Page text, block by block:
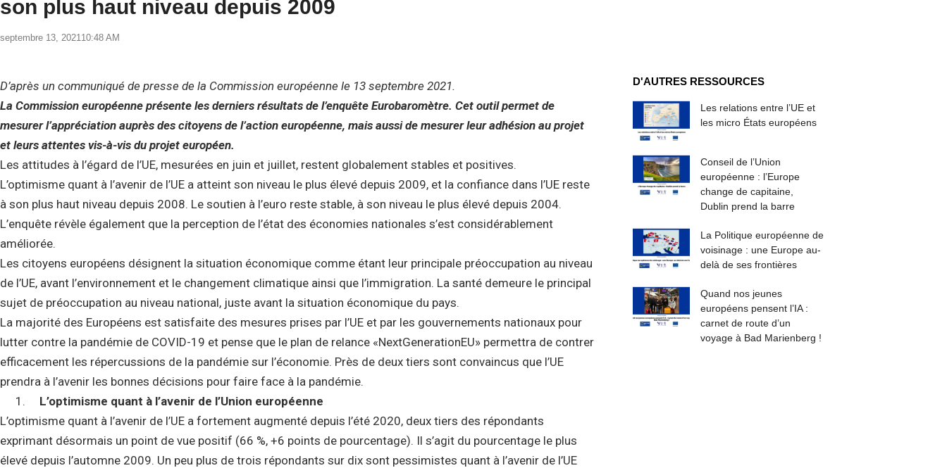
son plus haut niveau depuis 2009
septembre 13, 202110:48 AM
D’après un communiqué de presse de la Commission européenne le 13 septembre 2021.
La Commission européenne présente les derniers résultats de l’enquête Eurobaromètre. Cet outil permet de
mesurer l’appréciation auprès des citoyens de l’action européenne, mais aussi de mesurer leur adhésion au projet
et leurs attentes vis-à-vis du projet européen.
Les attitudes à l’égard de l’UE, mesurées en juin et juillet, restent globalement stables et positives.
L’optimisme quant à l’avenir de l’UE a atteint son niveau le plus élevé depuis 2009, et la confiance dans l’UE reste
à son plus haut niveau depuis 2008. Le soutien à l’euro reste stable, à son niveau le plus élevé depuis 2004.
L’enquête révèle également que la perception de l’état des économies nationales s’est considérablement
améliorée.
Les citoyens européens désignent la situation économique comme étant leur principale préoccupation au niveau
de l’UE, avant l’environnement et le changement climatique ainsi que l’immigration. La santé demeure le principal
sujet de préoccupation au niveau national, juste avant la situation économique du pays.
La majorité des Européens est satisfaite des mesures prises par l’UE et par les gouvernements nationaux pour
lutter contre la pandémie de COVID-19 et pense que le plan de relance «NextGenerationEU» permettra de contrer
efficacement les répercussions de la pandémie sur l’économie. Près de deux tiers sont convaincus que l’UE
prendra à l’avenir les bonnes décisions pour faire face à la pandémie.
L’optimisme quant à l’avenir de l’Union européenne
L’optimisme quant à l’avenir de l’UE a fortement augmenté depuis l’été 2020, deux tiers des répondants
exprimant désormais un point de vue positif (66 %, +6 points de pourcentage). Il s’agit du pourcentage le plus
élevé depuis l’automne 2009. Un peu plus de trois répondants sur dix sont pessimistes quant à l’avenir de l’UE
D'AUTRES RESSOURCES
Les relations entre l’UE et
les micro États européens
Conseil de l’Union
européenne : l’Europe
change de capitaine,
Dublin prend la barre
La Politique européenne de
voisinage : une Europe au-
delà de ses frontières
Quand nos jeunes
européens pensent l’IA :
carnet de route d’un
voyage à Bad Marienberg !